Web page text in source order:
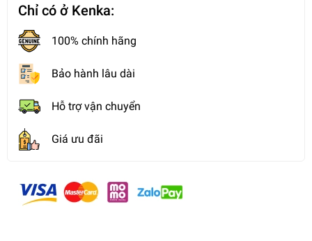
Chỉ có ở Kenka:
100% chính hãng
Bảo hành lâu dài
Hỗ trợ vận chuyển
Giá ưu đãi